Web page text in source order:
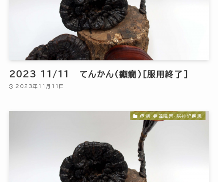
2023 11/11 てんかん(癲癇)[服用終了]
2023年11月11日
症例-発達障害・脳神経疾患